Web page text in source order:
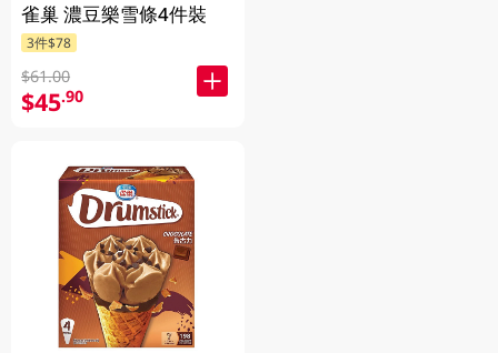
雀巢 濃豆樂雪條4件裝
3件$78
$61.00
$45.90